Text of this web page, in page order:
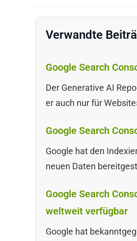
Verwandte
Google Search
Der Generative AI
er auch nur für
Google Search
Google hat den
neuen Daten
Google Search
weltweit verfügbar
Google hat